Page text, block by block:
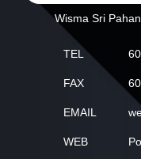
Wisma Sri
TEL
FAX
EMAIL
WEB